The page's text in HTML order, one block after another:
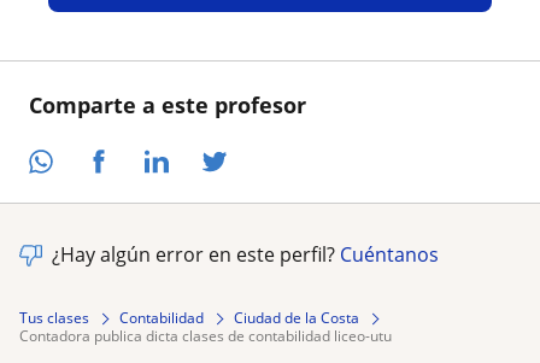
Comparte a este profesor
¿Hay algún error en este perfil? Cuéntanos
Tus clases Contabilidad
Ciudad de la Costa
contadora publica dicta clases de contabilidad liceo-utu